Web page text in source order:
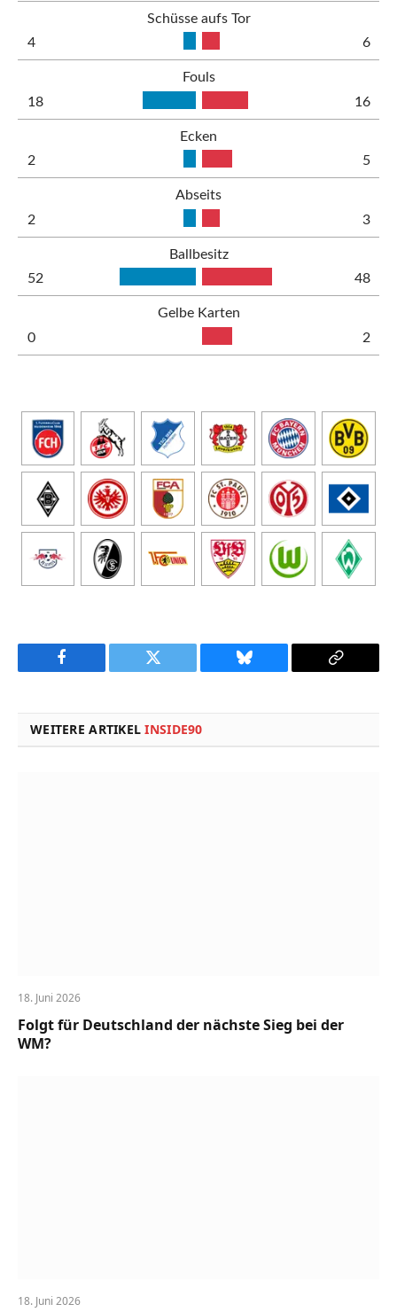
Schüsse aufs Tor
4
6
Fouls
18
16
Ecken
2
5
Abseits
2
3
Ballbesitz
52
48
Gelbe Karten
0
2
Facebook Twitter Bluesky
Copy
WEITERE ARTIKELINSIDE90
18. Juni 2026
Folgt für Deutschland der nächste Sieg bei der
WM?
18. Juni 2026